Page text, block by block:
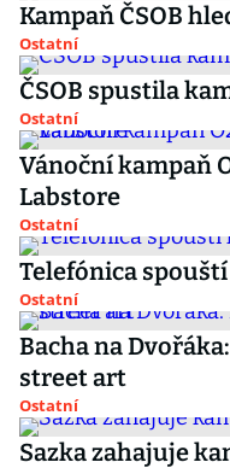
Kampaň ČSOB
Ostatní
ČSOB spustila
Ostatní
Vánoční kampaň
Labstore
Ostatní
Telefónica
Ostatní
Bacha na
street art
Ostatní
Sazka zahajuje